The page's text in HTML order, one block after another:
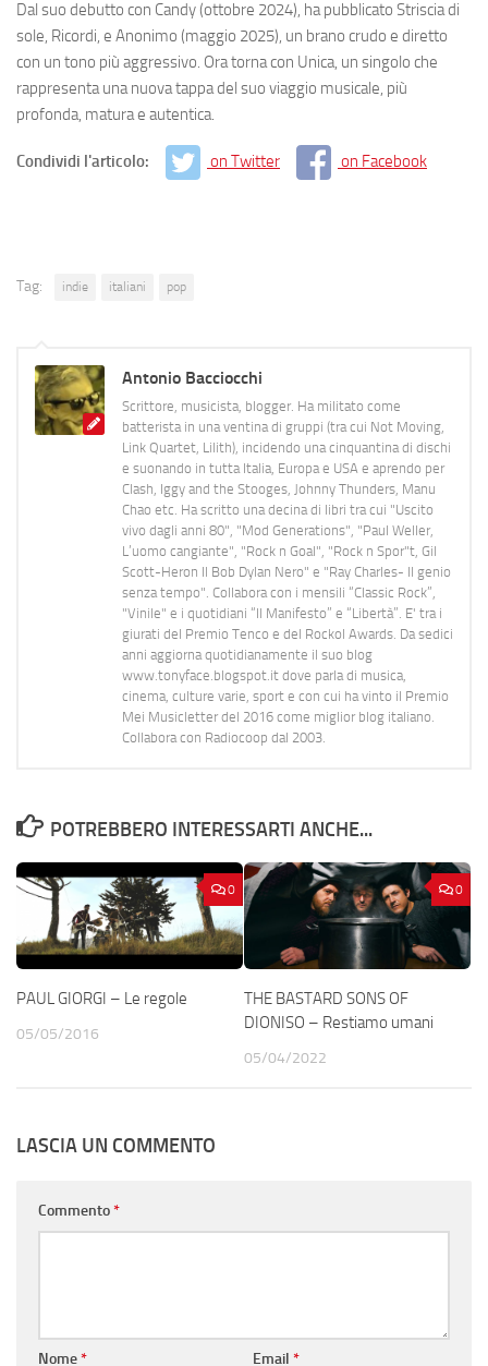
Dal suo debutto con Candy (ottobre 2024), ha pubblicato Striscia di
sole, Ricordi, e Anonimo (maggio 2025), un brano crudo e diretto
con un tono più aggressivo. Ora torna con Unica, un singolo che
rappresenta una nuova tappa del suo viaggio musicale, più
profonda, matura e autentica.
Condividi l'articolo: on Twitter on Facebook
Tag: indie italiani pop
Antonio Bacciocchi
Scrittore, musicista, blogger. Ha militato come
batterista in una ventina di gruppi (tra cui Not Moving,
Link Quartet, Lilith), incidendo una cinquantina di dischi
e suonando in tutta Italia, Europa e USA e aprendo per
Clash, Iggy and the Stooges, Johnny Thunders, Manu
Chao etc. Ha scritto una decina di libri tra cui "Uscito
vivo dagli anni 80", "Mod Generations", "Paul Weller,
L’uomo cangiante", "Rock n Goal", "Rock n Spor"t, Gil
Scott-Heron Il Bob Dylan Nero" e "Ray Charles- Il genio
senza tempo". Collabora con i mensili “Classic Rock”,
"Vinile" e i quotidiani “Il Manifesto” e “Libertà”. E' tra i
giurati del Premio Tenco e del Rockol Awards. Da sedici
anni aggiorna quotidianamente il suo blog
www.tonyface.blogspot.it dove parla di musica,
cinema, culture varie, sport e con cui ha vinto il Premio
Mei Musicletter del 2016 come miglior blog italiano.
Collabora con Radiocoop dal 2003.
POTREBBERO INTERESSARTI ANCHE...
0
PAUL GIORGI – Le regole
05/05/2016
0
THE BASTARD SONS OF
DIONISO – Restiamo umani
05/04/2022
LASCIA UN COMMENTO
Commento*
Nome* Email *